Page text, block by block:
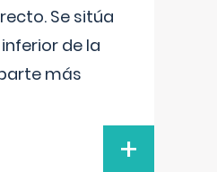
Se sitúa
de la
más
+